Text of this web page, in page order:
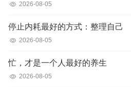
2026-08-05
停止内耗最好的方式：整理自己
2026-08-05
忙，才是一个人最好的养生
2026-08-05